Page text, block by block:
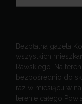
Bezpłatna gazeta
wszystkich
Rawskiego. Na
bezpośrednio do
raz w miesiącu w
terenie całego